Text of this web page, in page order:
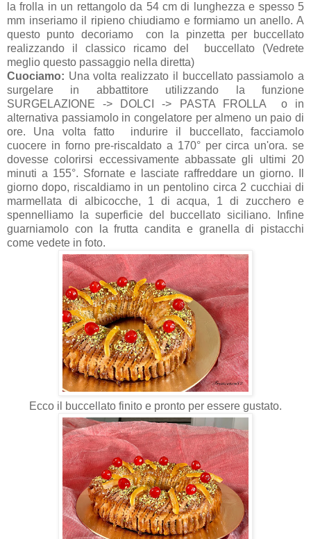
la frolla in un rettangolo da 54 cm di lunghezza e spesso 5
mm inseriamo il ripieno chiudiamo e formiamo un anello. A
questo punto decoriamo con la pinzetta per buccellato
realizzando il classico ricamo del buccellato (Vedrete
meglio questo passaggio nella diretta)
Cuociamo: Una volta realizzato il buccellato passiamolo a
surgelare in abbattitore utilizzando la funzione
SURGELAZIONE -> DOLCI -> PASTA FROLLA o in
alternativa passiamolo in congelatore per almeno un paio di
ore. Una volta fatto indurire il buccellato, facciamolo
cuocere in forno pre-riscaldato a 170° per circa un'ora. se
dovesse colorirsi eccessivamente abbassate gli ultimi 20
minuti a 155°. Sfornate e lasciate raffreddare un giorno. Il
giorno dopo, riscaldiamo in un pentolino circa 2 cucchiai di
marmellata di albicocche, 1 di acqua, 1 di zucchero e
spennelliamo la superficie del buccellato siciliano. Infine
guarniamolo con la frutta candita e granella di pistacchi
come vedete in foto.
Ecco il buccellato finito e pronto per essere gustato.